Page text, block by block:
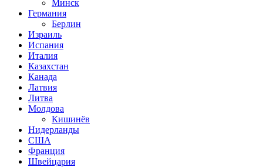
Минск
Германия
Берлин
Израиль
Испания
Италия
Казахстан
Канада
Латвия
Литва
Молдова
Кишинёв
Нидерланды
США
Франция
Швейцария